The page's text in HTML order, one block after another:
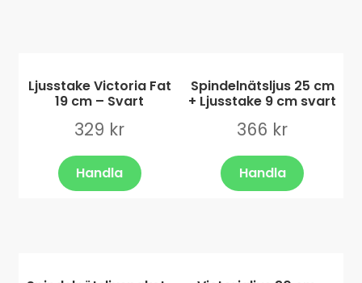
Ljusstake Victoria Fat
19 cm – Svart
329 kr
Handla
Spindelnätsljus 25 cm
+ Ljusstake 9 cm svart
366 kr
Handla